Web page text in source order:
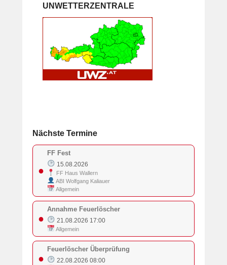
UNWETTERZENTRALE
Nächste Termine
●
FF Fest
15.08.2026
FF Haus Wallern
ABI Wolfgang Kaliauer
Allgemein
●
Annahme Feuerlöscher
21.08.2026 17:00
Allgemein
●
Feuerlöscher Überprüfung
22.08.2026 08:00